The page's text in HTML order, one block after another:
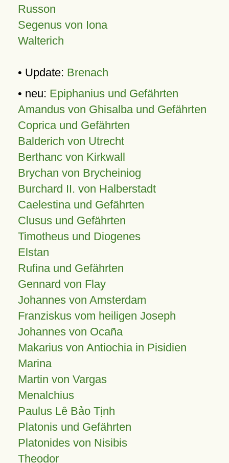
Russon
Segenus von Iona
Walterich
• Update: Brenach
• neu: Epiphanius und Gefährten
Amandus von Ghisalba und Gefährten
Coprica und Gefährten
Balderich von Utrecht
Berthanc von Kirkwall
Brychan von Brycheiniog
Burchard II. von Halberstadt
Caelestina und Gefährten
Clusus und Gefährten
Timotheus und Diogenes
Elstan
Rufina und Gefährten
Gennard von Flay
Johannes von Amsterdam
Franziskus vom heiligen Joseph
Johannes von Ocaña
Makarius von Antiochia in Pisidien
Marina
Martin von Vargas
Menalchius
Paulus Lê Bảo Tịnh
Platonis und Gefährten
Platonides von Nisibis
Theodor